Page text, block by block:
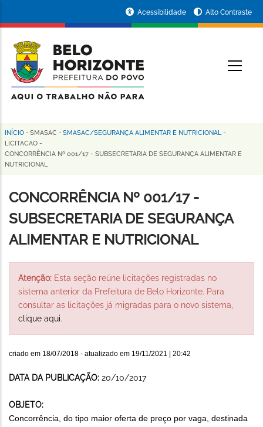
conteúdo
principal
da
Prefeitura
de
Horizonte
Acessibilidade Alto Contraste
Trilha
de
INÍCIO - SMASAC - SMASAC/SEGURANÇA ALIMENTAR E NUTRICIONAL -
LICITACAO -
CONCORRÊNCIA Nº 001/17 - SUBSECRETARIA DE SEGURANÇA ALIMENTAR E
NUTRICIONAL
CONCORRÊNCIA Nº 001/17 -
SUBSECRETARIA DE SEGURANÇA
ALIMENTAR E NUTRICIONAL
Atenção: Esta seção reúne licitações registradas no
sistema anterior da Prefeitura de Belo Horizonte. Para
consultar as licitações já migradas para o novo sistema,
clique aqui.
criado em 18/07/2018 - atualizado em 19/11/2021 | 20:42
DATA DA PUBLICAÇÃO: 20/10/2017
OBJETO:
Concorrência, do tipo maior oferta de preço por vaga, destinada